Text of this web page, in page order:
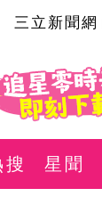
三立新聞網
搜 星聞